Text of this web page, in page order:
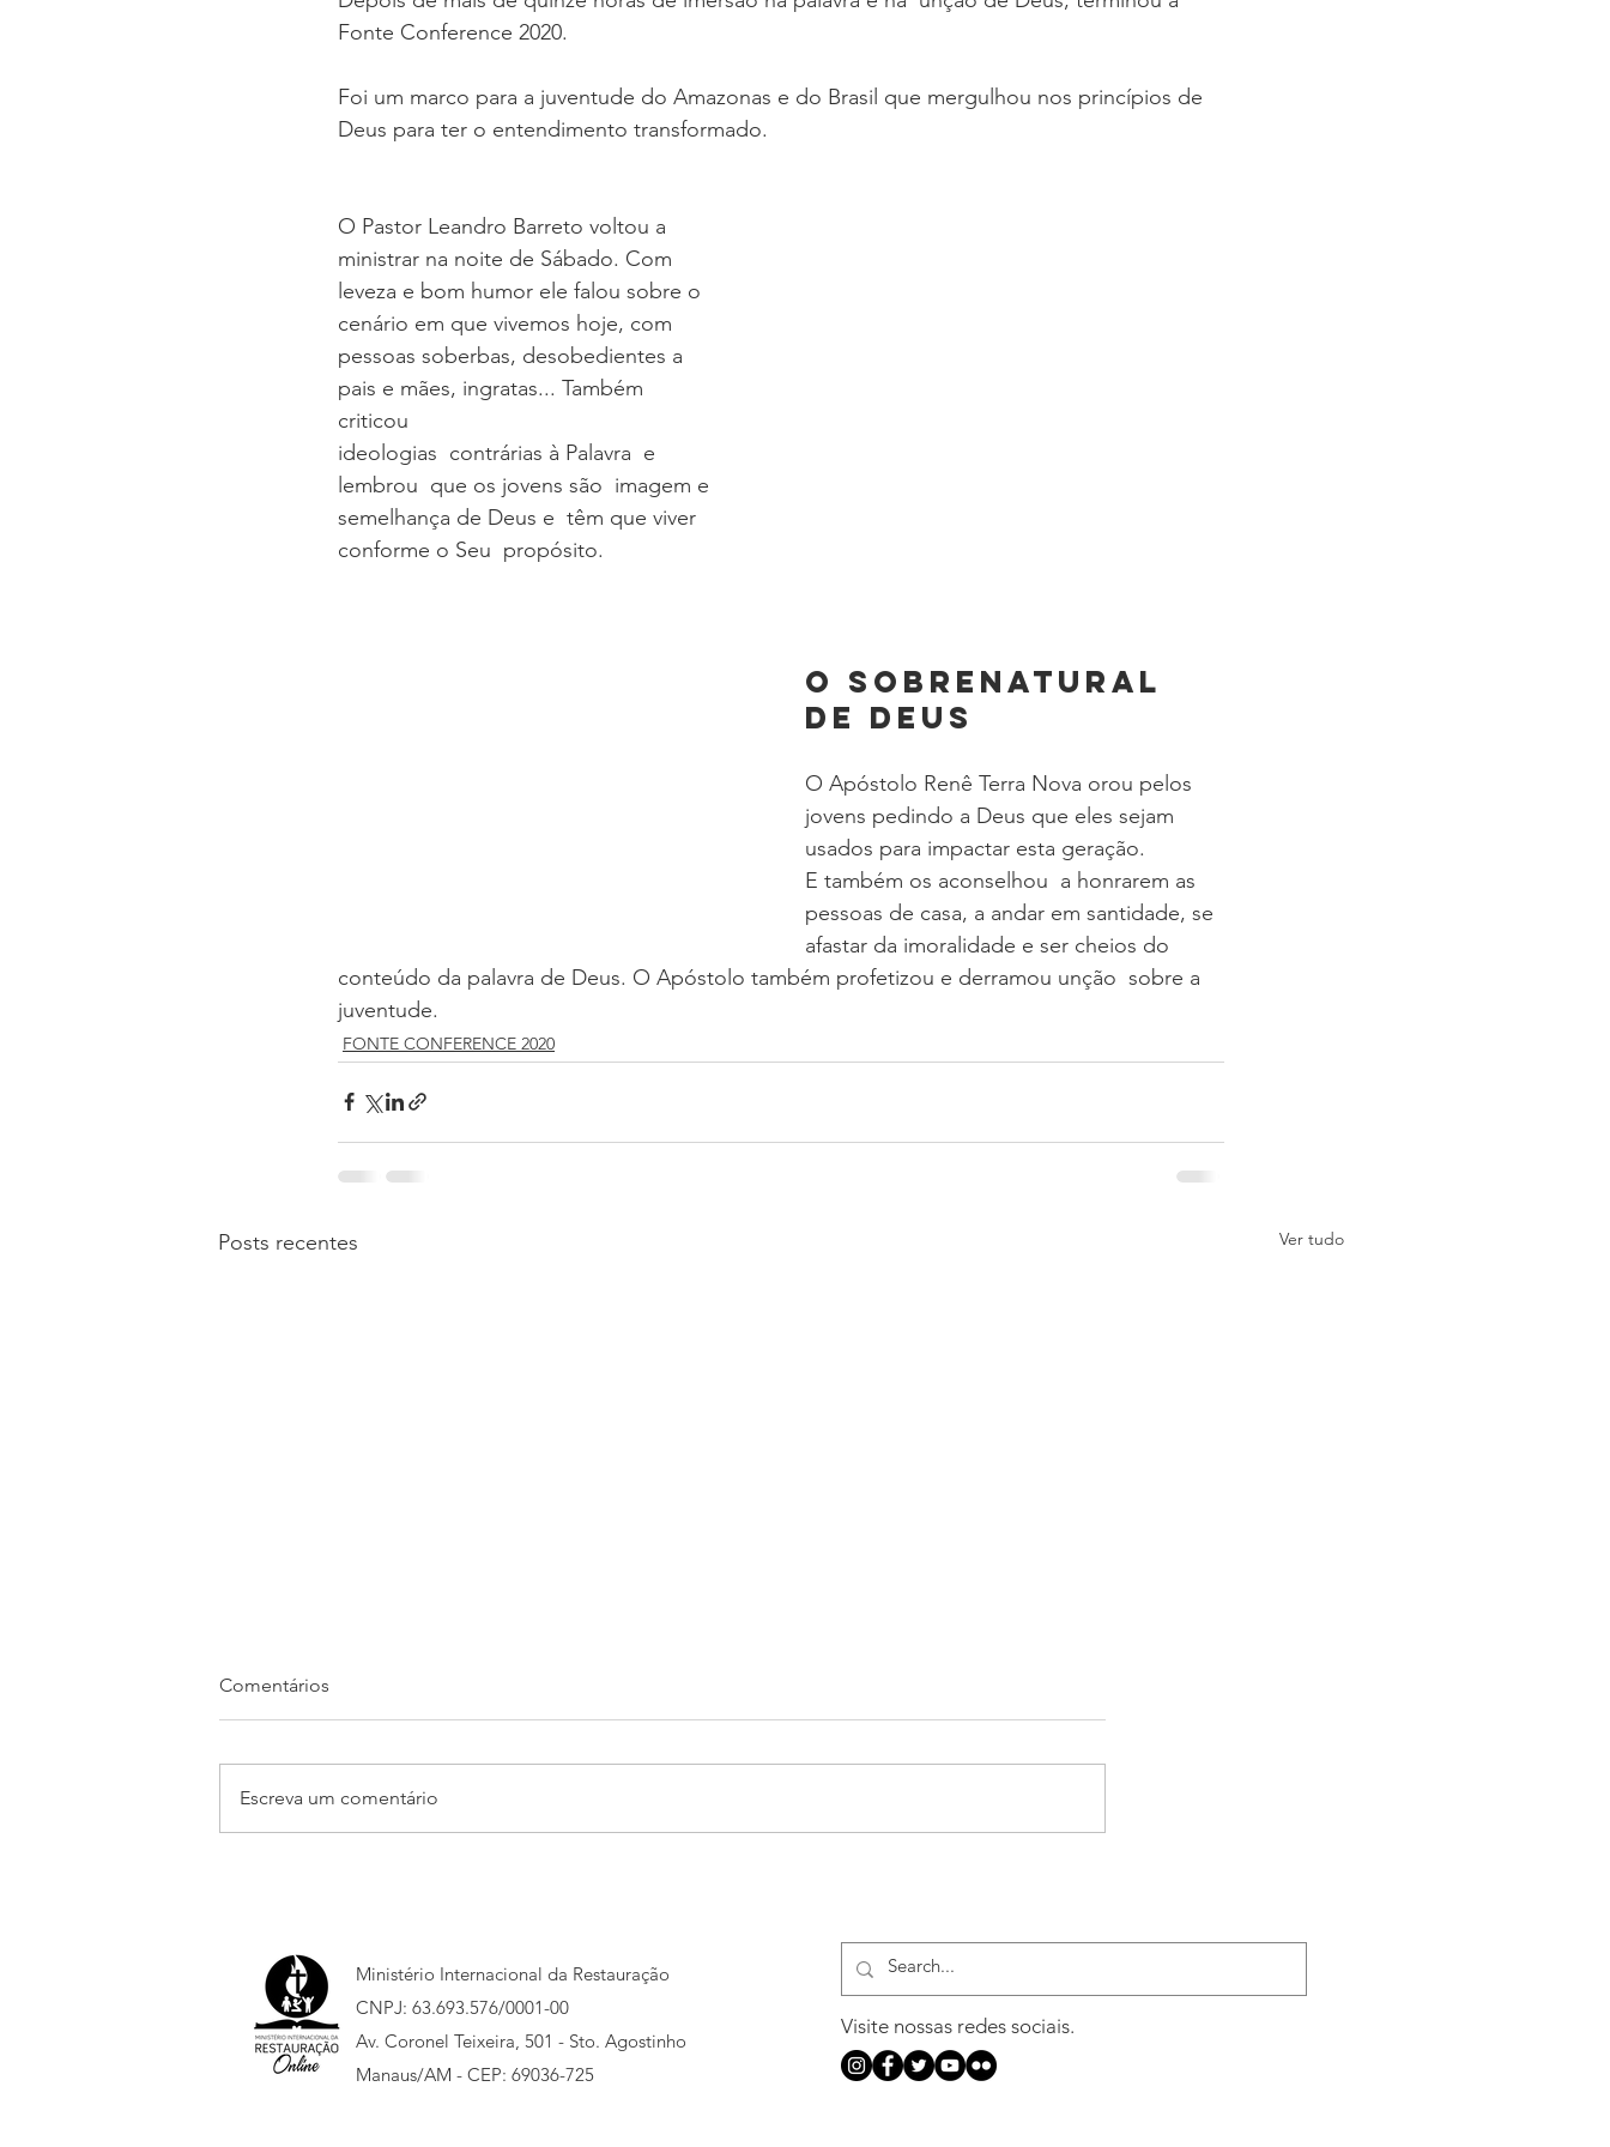
Fonte Conference 2020.
Foi um marco para a juventude do Amazonas e do Brasil que mergulhou nos princípios de
Deus para ter o entendimento transformado.
O Pastor Leandro Barreto voltou a
ministrar na noite de Sábado. Com
leveza e bom humor ele falou sobre o
cenário em que vivemos hoje, com
pessoas soberbas, desobedientes a
pais e mães, ingratas... Também
criticou
ideologias  contrárias à Palavra  e
lembrou  que os jovens são  imagem e
semelhança de Deus e  têm que viver
conforme o Seu  propósito.
O sobrenatural
de Deus
O Apóstolo Renê Terra Nova orou pelos
jovens pedindo a Deus que eles sejam
usados para impactar esta geração.
E também os aconselhou  a honrarem as
pessoas de casa, a andar em santidade, se
afastar da imoralidade e ser cheios do
conteúdo da palavra de Deus. O Apóstolo também profetizou e derramou unção  sobre a
juventude.
FONTE CONFERENCE 2020
Posts recentes Ver tudo
Geração Fonte de Deus
Comentários
Escreva um comentário
Ministério Internacional da Restauração
CNPJ: 63.693.576/0001-00
Av. Coronel Teixeira, 501 - Sto. Agostinho
Manaus/AM - CEP: 69036-725
Visite nossas redes sociais.